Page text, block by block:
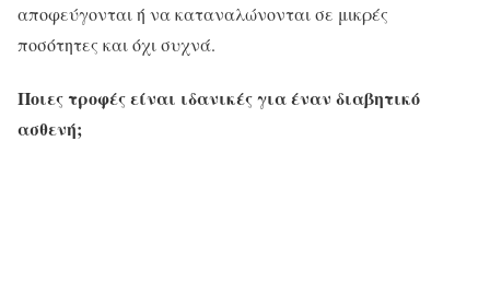
αποφεύγονται ή να καταναλώνονται σε μικρές
ποσότητες και όχι συχνά.
Ποιες τροφές είναι ιδανικές για έναν διαβητικό
ασθενή;